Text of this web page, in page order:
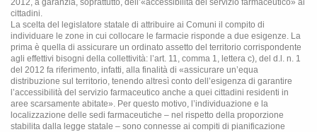
2012, a garanzia, soprattutto, dell’«accessibilità del servizio farmaceutico» ai
cittadini.
La scelta del legislatore statale di attribuire ai Comuni il compito di
individuare le zone in cui collocare le farmacie risponde a due esigenze. La
prima è quella di assicurare un ordinato assetto del territorio corrispondente
agli effettivi bisogni della collettività: l’art. 11, comma 1, lettera c), del d.l. n. 1
del 2012 fa riferimento, infatti, alla finalità di «assicurare un’equa
distribuzione sul territorio, tenendo altresì conto dell’esigenza di garantire
l’accessibilità del servizio farmaceutico anche a quei cittadini residenti in
aree scarsamente abitate». Per questo motivo, l’individuazione e la
localizzazione delle sedi farmaceutiche – nel rispetto della proporzione
stabilita dalla legge statale – sono connesse ai compiti di pianificazione